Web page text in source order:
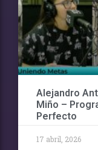
Alejandro
Miño –
Perfecto
17 abril, 2026